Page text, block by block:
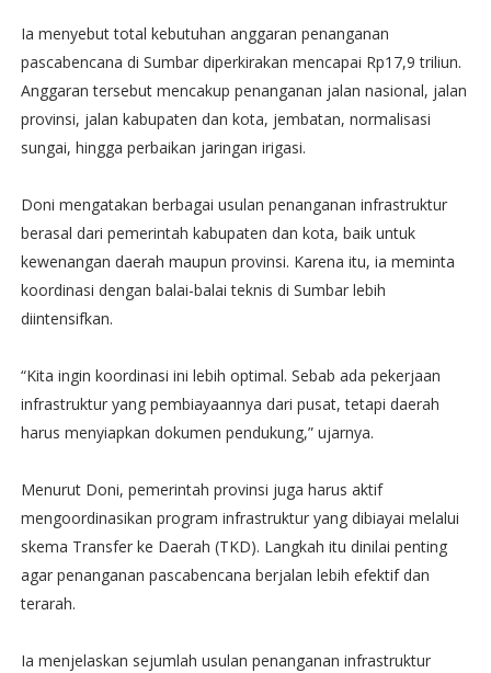
Ia menyebut total kebutuhan anggaran penanganan
pascabencana di Sumbar diperkirakan mencapai Rp17,9 triliun.
Anggaran tersebut mencakup penanganan jalan nasional, jalan
provinsi, jalan kabupaten dan kota, jembatan, normalisasi
sungai, hingga perbaikan jaringan irigasi.
Doni mengatakan berbagai usulan penanganan infrastruktur
berasal dari pemerintah kabupaten dan kota, baik untuk
kewenangan daerah maupun provinsi. Karena itu, ia meminta
koordinasi dengan balai-balai teknis di Sumbar lebih
diintensifkan.
“Kita ingin koordinasi ini lebih optimal. Sebab ada pekerjaan
infrastruktur yang pembiayaannya dari pusat, tetapi daerah
harus menyiapkan dokumen pendukung,” ujarnya.
Menurut Doni, pemerintah provinsi juga harus aktif
mengoordinasikan program infrastruktur yang dibiayai melalui
skema Transfer ke Daerah (TKD). Langkah itu dinilai penting
agar penanganan pascabencana berjalan lebih efektif dan
terarah.
Ia menjelaskan sejumlah usulan penanganan infrastruktur